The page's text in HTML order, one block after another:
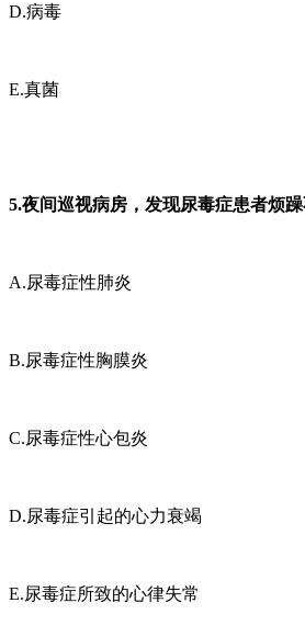
D.病毒
E.真菌
5.夜间巡视病房，发现尿毒症患者烦
A.尿毒症性肺炎
B.尿毒症性胸膜炎
C.尿毒症性心包炎
D.尿毒症引起的心力衰竭
E.尿毒症所致的心律失常